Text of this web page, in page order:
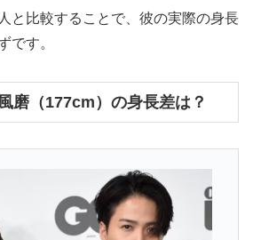
と比較することで、彼の実際の身長
です。
磨（177cm）の身長差は？